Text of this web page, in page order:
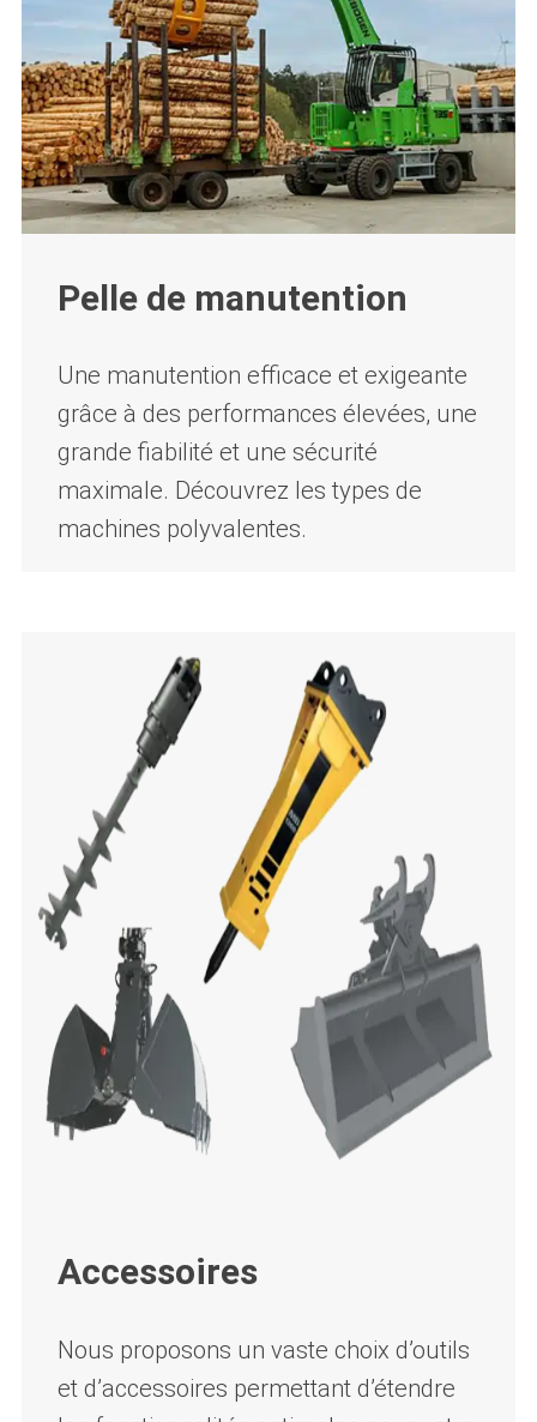
Pelle de manutention
Une manutention efficace et exigeante
grâce à des performances élevées, une
grande fiabilité et une sécurité
maximale. Découvrez les types de
machines polyvalentes.
Accessoires
Nous proposons un vaste choix d’outils
et d’accessoires permettant d’étendre